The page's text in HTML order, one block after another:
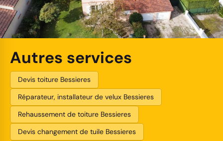
Autres services
Devis toiture Bessieres
Réparateur, installateur de velux Bessieres
Rehaussement de toiture Bessieres
Devis changement de tuile Bessieres